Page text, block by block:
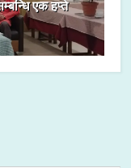
एक हप्ते